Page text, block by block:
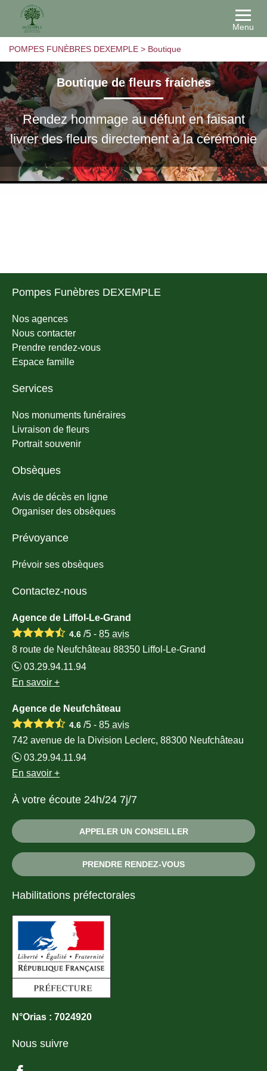
Menu
POMPES FUNÈBRES DEXEMPLE > Boutique
Boutique de fleurs fraiches
Rendez hommage au défunt en faisant
livrer des fleurs directement à la cérémonie
Pompes Funèbres DEXEMPLE
Nos agences
Nous contacter
Prendre rendez-vous
Espace famille
Services
Nos monuments funéraires
Livraison de fleurs
Portrait souvenir
Obsèques
Avis de décès en ligne
Organiser des obsèques
Prévoyance
Prévoir ses obsèques
Contactez-nous
Agence de Liffol-Le-Grand
4.6 /5 - 85 avis
8 route de Neufchâteau 88350 Liffol-Le-Grand
03.29.94.11.94
En savoir +
Agence de Neufchâteau
4.6 /5 - 85 avis
742 avenue de la Division Leclerc, 88300 Neufchâteau
03.29.94.11.94
En savoir +
À votre écoute 24h/24 7j/7
APPELER UN CONSEILLER
PRENDRE RENDEZ-VOUS
Habilitations préfectorales
N°Orias : 7024920
Nous suivre